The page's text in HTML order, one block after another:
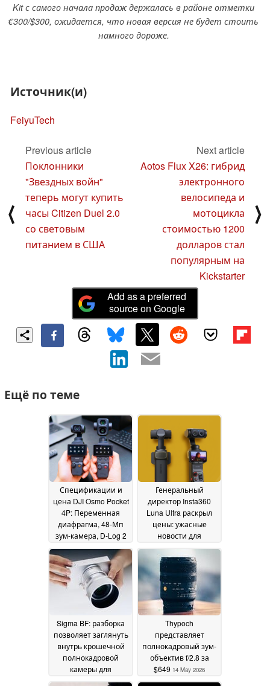
Kit с самого начала продаж держалась в районе отметки
€300/$300, ожидается, что новая версия не будет стоить
намного дороже.
Источник(и)
FeiyuTech
⟨
Previous article
Поклонники
"Звездных войн"
теперь могут купить
часы Citizen Duel 2.0
со световым
питанием в США
Next article
Aotos Flux X26: гибрид
электронного
велосипеда и
мотоцикла
стоимостью 1200
долларов стал
популярным на
Kickstarter
⟩
Add as a preferred
source on Google
Ещё по теме
Спецификации и
цена DJI Osmo Pocket
4P: Переменная
диафрагма, 48-Мп
зум-камера, D-Log 2
17 May 2026
Генеральный
директор Insta360
Luna Ultra раскрыл
цены: ужасные
новости для
покупателей из США
и ЕС; хорошие
новости для Osmo
Pocket 416 May 2026
Sigma BF: разборка
позволяет заглянуть
внутрь крошечной
полнокадровой
камеры для
минималистов15 May
Thypoch
представляет
полнокадровый зум-
объектив f/2.8 за
$649 14 May 2026